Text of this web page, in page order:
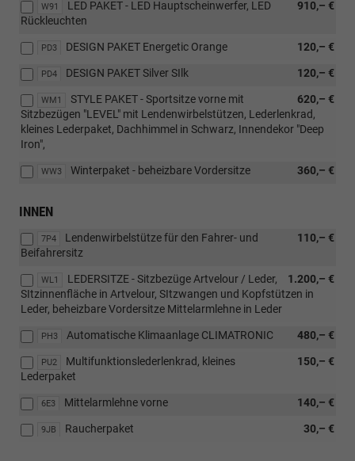
W91 910,– €
LED PAKET - LED Hauptscheinwerfer, LED
Rückleuchten
PD3 120,– €
DESIGN PAKET Energetic Orange
PD4 120,– €
DESIGN PAKET Silver SIlk
WM1 620,– €
STYLE PAKET - Sportsitze vorne mit
Sitzbezügen "LEVEL" mit Lendenwirbelstützen, Lederlenkrad,
kleines Lederpaket, Dachhimmel in Schwarz, Innendekor "Deep
Iron",
WW3 360,– €
Winterpaket - beheizbare Vordersitze
INNEN
7P4 110,– €
Lendenwirbelstütze für den Fahrer- und
Beifahrersitz
WL1 1.200,– €
LEDERSITZE - Sitzbezüge Artvelour / Leder,
SItzinnenfläche in Artvelour, SItzwangen und Kopfstützen in
Leder, beheizbare Vordersitze Mittelarmlehne in Leder
PH3 480,– €
Automatische Klimaanlage CLIMATRONIC
PU2 150,– €
Multifunktionslederlenkrad, kleines
Lederpaket
6E3 140,– €
Mittelarmlehne vorne
9JB 30,– €
Raucherpaket